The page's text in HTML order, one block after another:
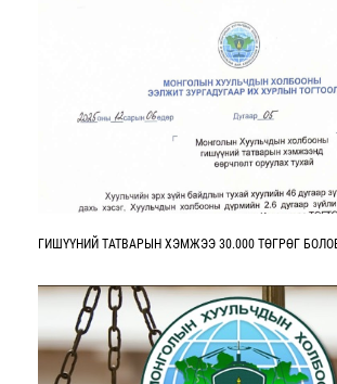
ГИШҮҮНИЙ ТАТВАРЫН ХЭМЖЭЭ 30.000 ТӨГРӨГ